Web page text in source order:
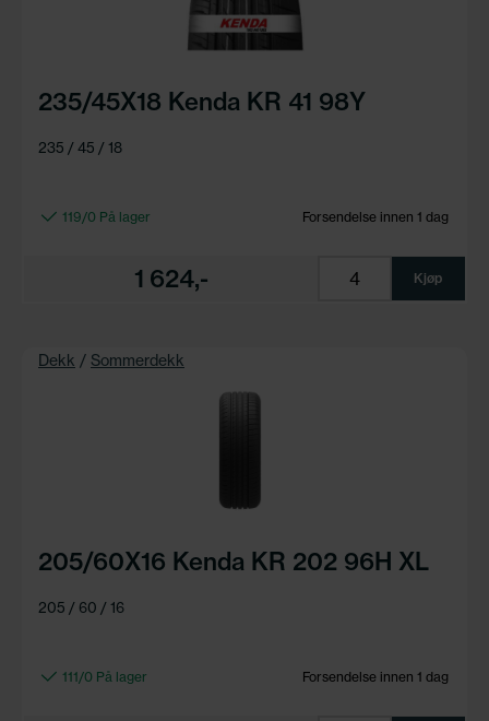
235/45X18 Kenda KR 41 98Y
235 / 45 / 18
119/0 På lager Forsendelse innen 1 dag
1 624,- Kjøp
Dekk / Sommerdekk
205/60X16 Kenda KR 202 96H XL
205 / 60 / 16
111/0 På lager Forsendelse innen 1 dag